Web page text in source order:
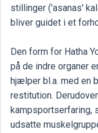
stillinger ('asanas'
bliver guidet i et
Den form for Hatha
på de indre organer
hjælper bl.a. med en
restitution.
kampsportserfaring,
udsatte